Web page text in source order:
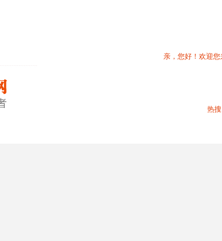
亲，您好！欢迎您
热搜